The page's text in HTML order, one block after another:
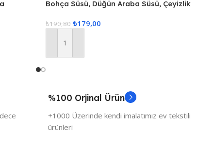
Bohça Süsü, Düğün Araba Süsü, Çeyizlik
Adet
₺190,80 ₺179,00
Sepete Ekle
%100 Orjinal Ürün
+1000 Üzerinde kendi imalatımız ev tekstili
ürünleri